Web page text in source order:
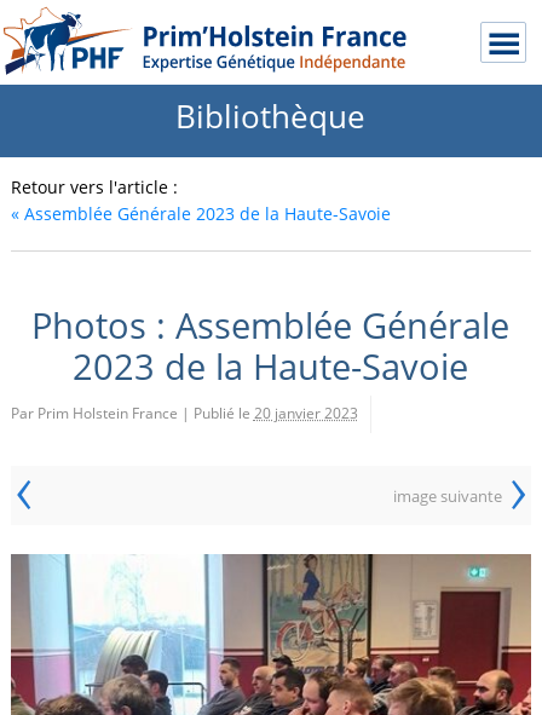
Bibliothèque
Retour vers l'article :
«Assemblée Générale 2023 de la Haute-Savoie
Photos : Assemblée Générale
2023 de la Haute-Savoie
Par Prim Holstein France | Publié le 20 janvier 2023
‹ image suivante ›